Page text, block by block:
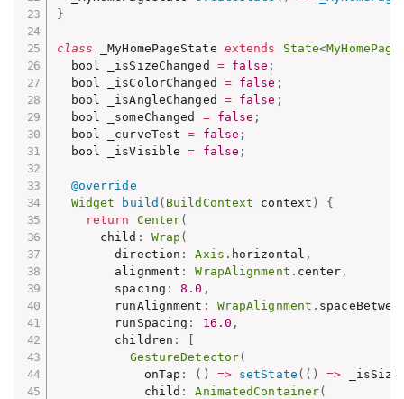
}
class _MyHomePageState extends State<MyHomePage
  bool _isSizeChanged
= false ;
  bool _isColorChanged
= false ;
  bool _isAngleChanged
= false ;
  bool _someChanged
= false ;
  bool _curveTest
= false ;
  bool _isVisible
= false ;
@override
Widget
build ( BuildContext context )
{
return
Center(
      child
: Wrap (
        direction
: Axis . horizontal ,
        alignment
: WrapAlignment . center ,
        spacing
: 8.0 ,
        runAlignment
: WrapAlignment .
        runSpacing
: 16.0 ,
        children
:
GestureDetector(
            onTap
: ( ) => setState ( ( ) =>
            child
: AnimatedContainer(